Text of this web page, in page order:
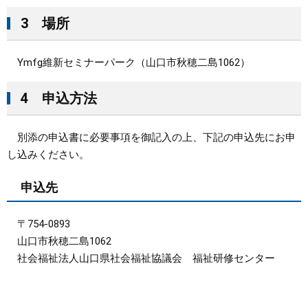
3 場所
Ymfg維新セミナーパーク（山口市秋穂二島1062）
4 申込方法
別添の申込書に必要事項を御記入の上、下記の申込先にお申
し込みください。
申込先
〒754-0893
山口市秋穂二島1062
社会福祉法人山口県社会福祉協議会 福祉研修センター